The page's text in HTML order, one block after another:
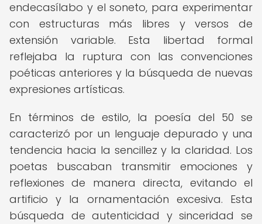
endecasílabo y el soneto, para experimentar
con estructuras más libres y versos de
extensión variable. Esta libertad formal
reflejaba la ruptura con las convenciones
poéticas anteriores y la búsqueda de nuevas
expresiones artísticas.
En términos de estilo, la poesía del 50 se
caracterizó por un lenguaje depurado y una
tendencia hacia la sencillez y la claridad. Los
poetas buscaban transmitir emociones y
reflexiones de manera directa, evitando el
artificio y la ornamentación excesiva. Esta
búsqueda de autenticidad y sinceridad se